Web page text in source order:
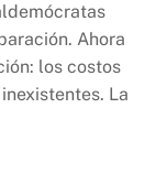
Ahora
los costos
La